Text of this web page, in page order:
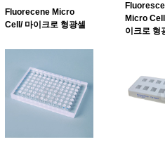
Fluorecene Micro
Cell/ 마이크로 형광셀
Micro
이크로 형